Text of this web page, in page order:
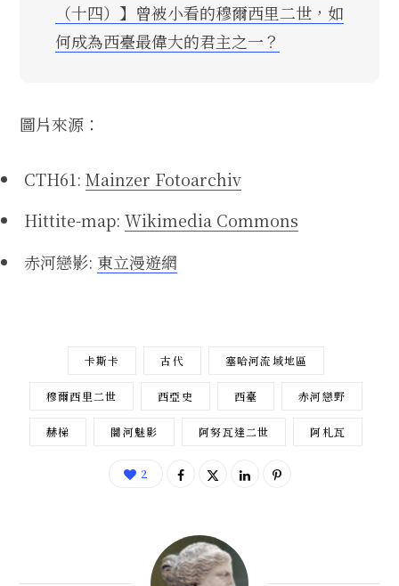
（十四）】曾被小看的穆爾西里二世，如
何成為西臺最偉大的君主之一？
圖片來源：
CTH61: Mainzer Fotoarchiv
Hittite-map: Wikimedia Commons
赤河戀影: 東立漫遊網
卡斯卡 古代 塞哈河流域地區
穆爾西里二世 西亞史 西臺 赤河戀野
赫梯 闇河魅影 阿努瓦達二世 阿札瓦
2